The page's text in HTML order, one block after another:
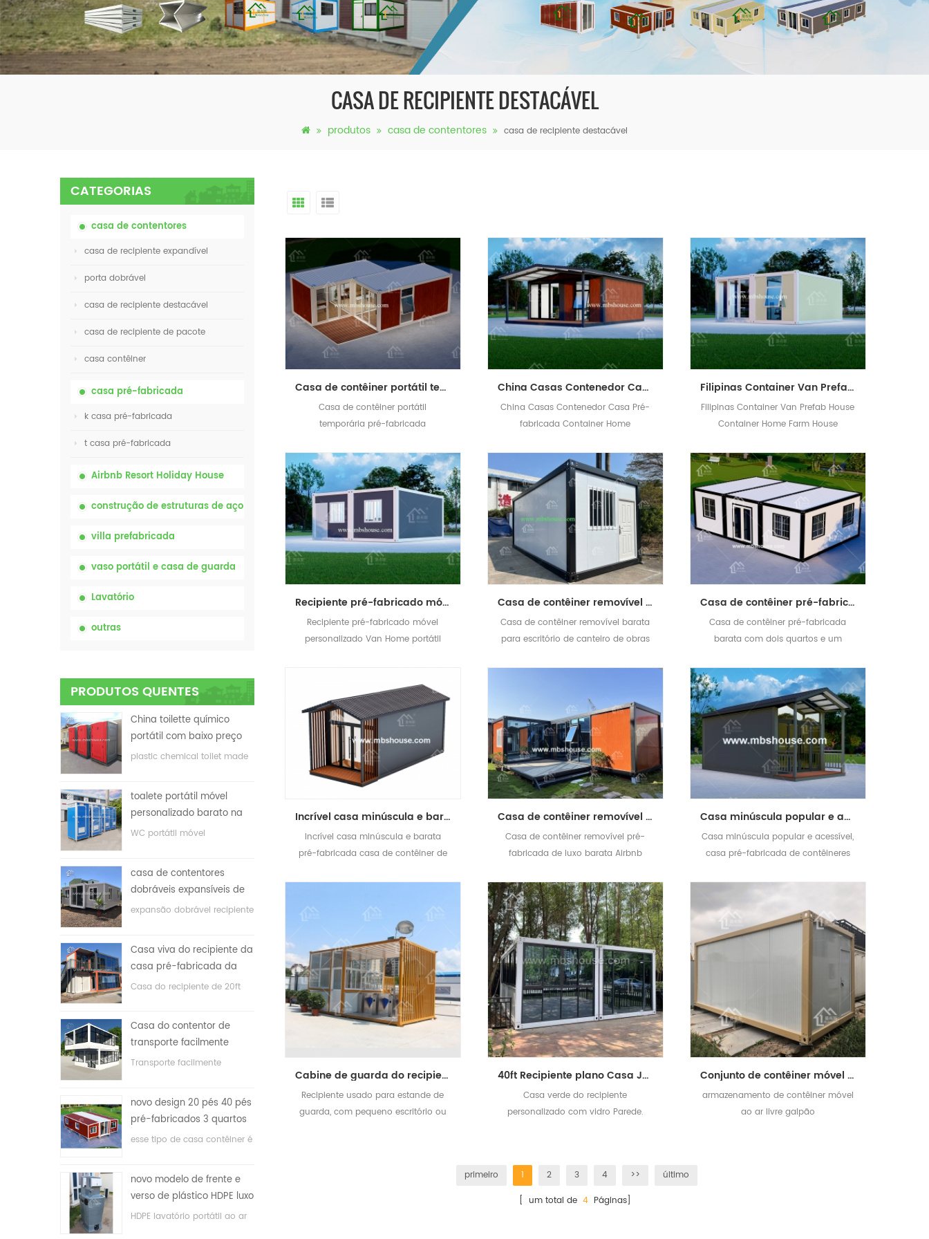
CASA DE RECIPIENTE DESTACÁVEL
produtos casa de contentores casa de recipiente destacável
CATEGORIAS
casa de contentores
casa de recipiente expandível
porta dobrável
casa de recipiente destacável
casa de recipiente de pacote
casa contêiner
casa pré-fabricada
k casa pré-fabricada
t casa pré-fabricada
Airbnb Resort Holiday House
construção de estruturas de aço
villa prefabricada
vaso portátil e casa de guarda
Lavatório
outras
PRODUTOS QUENTES
China toilette químico
portátil com baixo preço
plastic chemical toilet made
toalete portátil móvel
personalizado barato na
China para o local de
WC portátil móvel
casa de contentores
dobráveis ​​expansíveis de
baixo preço
expansão dobrável recipiente
Casa viva do recipiente da
casa pré-fabricada da
prova de fogo de 20ft em
Casa do recipiente de 20ft
Casa do contentor de
transporte facilmente
montada e conveniente
Transporte facilmente
novo design 20 pés 40 pés
pré-fabricados 3 quartos
minúscula casa recipiente
esse tipo de casa contêiner é
e com sistema elétrico.
novo modelo de frente e
verso de plástico HDPE luxo
público banheiro lavatório
HDPE lavatório portátil ao ar
Casa de contêiner portátil temporária pré-fabricada econômica modular
Casa de contêiner portátil
temporária pré-fabricada
China Casas Contenedor Casa Pré-fabricada Container Home
China Casas Contenedor Casa Pré-
fabricada Container Home
Filipinas Container Van Prefab House Container Home Farm House
Filipinas Container Van Prefab House
Container Home Farm House
Recipiente pré-fabricado móvel personalizado Van Home portátil casa pré-fabricada casa contêiner
Recipiente pré-fabricado móvel
personalizado Van Home portátil
Casa de contêiner removível barata para escritório de canteiro de obras ou domínio de trabalhadores
Casa de contêiner removível barata
para escritório de canteiro de obras
Casa de contêiner pré-fabricada barata com dois quartos e um banheiro
Casa de contêiner pré-fabricada
barata com dois quartos e um
Incrível casa minúscula e barata pré-fabricada casa de contêiner de luxo com estrutura em A
Incrível casa minúscula e barata
pré-fabricada casa de contêiner de
Casa de contêiner removível pré-fabricada de luxo barata Airbnb Living Home
Casa de contêiner removível pré-
fabricada de luxo barata Airbnb
Casa minúscula popular e acessível, casa pré-fabricada de contêineres
Casa minúscula popular e acessível,
casa pré-fabricada de contêineres
Cabine de guarda do recipiente do recipiente do recipiente da sala móvel da pré-fabricada
Recipiente usado para estande de
guarda, com pequeno escritório ou
40ft Recipiente plano Casa Jardim Garden Green House
Casa verde do recipiente
personalizado com vidro Parede.
Conjunto de contêiner móvel ao ar livre Galpão de armazenamento
armazenamento de contêiner móvel
ao ar livre galpão
primeiro 1 2 3 4 >>
último
[ um total de4 Páginas]
mbshou